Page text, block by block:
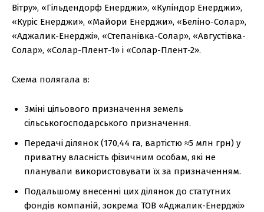
Вітру», «Гільдендорф Енерджи», «Куліндор Енерджи»,
«Куріс Енерджи», «Майори Енерджи», «Беліно-Солар»,
«Аджалик-Енерджі», «Степанівка-Солар», «Августівка-
Солар», «Солар-Плент-1» і «Солар-Плент-2».
Схема полягала в:
Зміні цільового призначення земель
сільськогосподарського призначення.
Передачі ділянок (170,44 га, вартістю ≈5 млн грн) у
приватну власність фізичним особам, які не
планували використовувати їх за призначенням.
Подальшому внесенні цих ділянок до статутних
фондів компаній, зокрема ТОВ «Аджалик-Енерджі»